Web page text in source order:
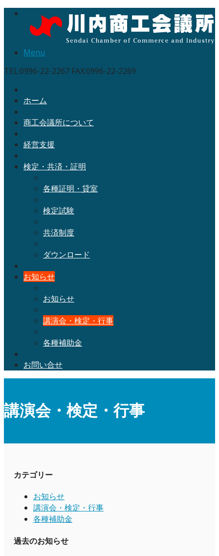
Menu
TEL:0996-22-2267 FAX:0996-22-2269
ホーム
商工会議所について
経営支援
検定・共済・証明
各種証明・貸室
検定試験
共済制度
ダウンロード
お知らせ
お知らせ
講演会・検定・行事
各種補助金
お問い合せ
講演会・検定・行事
カテゴリー
お知らせ
講演会・検定・行事
各種補助金
過去のお知らせ